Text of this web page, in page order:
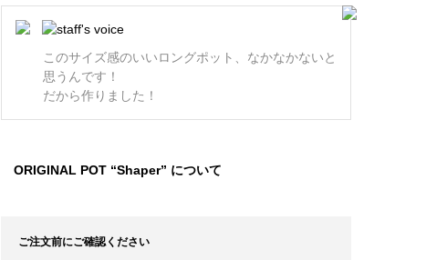
このサイズ感のいいロングポット、なかなかないと
思うんです！
だから作りました！
ORIGINAL POT “Shaper” について
ご注文前にご確認ください